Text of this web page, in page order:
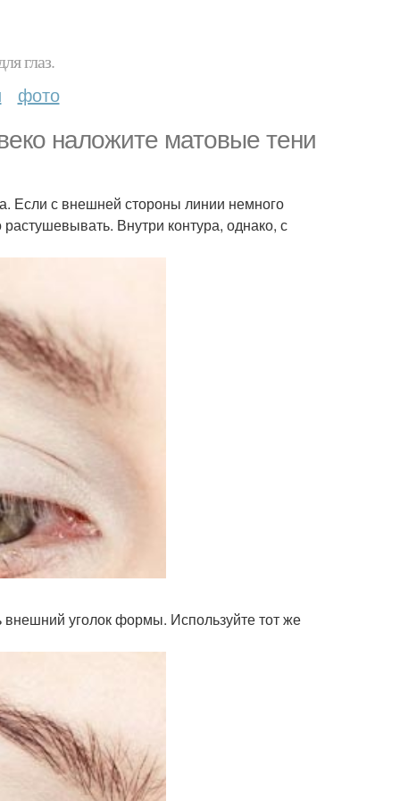
глаз.
фото
наложите матовые тени
Если с внешней стороны линии немного
Внутри контура, однако, с
уголок формы. Используйте тот же